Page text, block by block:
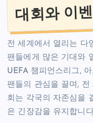
대회와 이
전 세계에서 열리는 다
팬들에게 많은 기대와
UEFA 챔피언스리그,
팬들의 관심을 끌며, 전
회는 각국의 자존심을
은 긴장감을 유지합니